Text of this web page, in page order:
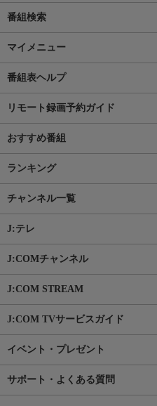
番組検索
マイメニュー
番組表ヘルプ
リモート録画予約ガイド
おすすめ番組
ランキング
チャンネル一覧
J:テレ
J:COMチャンネル
J:COM STREAM
J:COM TVサービスガイド
イベント・プレゼント
サポート・よくある質問